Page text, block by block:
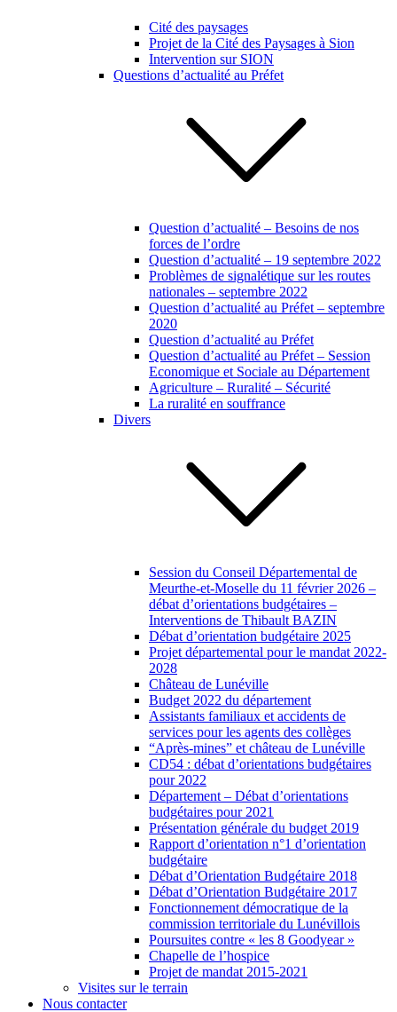
Cité des paysages
Projet de la Cité des Paysages à Sion
Intervention sur SION
Questions d’actualité au Préfet
Question d’actualité – Besoins de nos
forces de l’ordre
Question d’actualité – 19 septembre 2022
Problèmes de signalétique sur les routes
nationales – septembre 2022
Question d’actualité au Préfet – septembre
2020
Question d’actualité au Préfet
Question d’actualité au Préfet – Session
Economique et Sociale au Département
Agriculture – Ruralité – Sécurité
La ruralité en souffrance
Divers
Session du Conseil Départemental de
Meurthe-et-Moselle du 11 février 2026 –
débat d’orientations budgétaires –
Interventions de Thibault BAZIN
Débat d’orientation budgétaire 2025
Projet départemental pour le mandat 2022-
2028
Château de Lunéville
Budget 2022 du département
Assistants familiaux et accidents de
services pour les agents des collèges
“Après-mines” et château de Lunéville
CD54 : débat d’orientations budgétaires
pour 2022
Département – Débat d’orientations
budgétaires pour 2021
Présentation générale du budget 2019
Rapport d’orientation n°1 d’orientation
budgétaire
Débat d’Orientation Budgétaire 2018
Débat d’Orientation Budgétaire 2017
Fonctionnement démocratique de la
commission territoriale du Lunévillois
Poursuites contre « les 8 Goodyear »
Chapelle de l’hospice
Projet de mandat 2015-2021
Visites sur le terrain
Nous contacter